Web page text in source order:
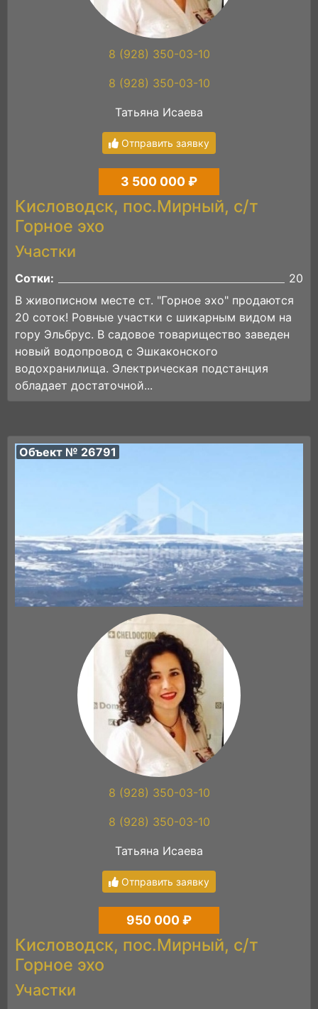
8 (928) 350-03-10
8 (928) 350-03-10
Татьяна Исаева
Отправить заявку
3 500 000 ₽
Кисловодск, пос.Мирный, с/т
Горное эхо
Участки
Сотки:
20
В живописном месте ст. "Горное эхо" продаются
20 соток! Ровные участки с шикарным видом на
гору Эльбрус. В садовое товарищество заведен
новый водопровод с Эшкаконского
водохранилища. Электрическая подстанция
обладает достаточной...
Объект № 26791
8 (928) 350-03-10
8 (928) 350-03-10
Татьяна Исаева
Отправить заявку
950 000 ₽
Кисловодск, пос.Мирный, с/т
Горное эхо
Участки